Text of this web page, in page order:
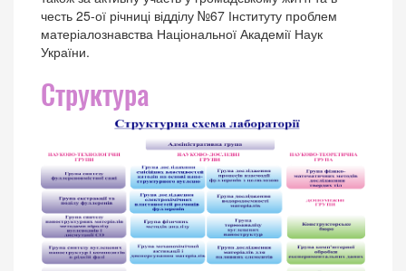
честь 25-ої річниці відділу №67 Інституту проблем
матеріалознавства Національної Академії Наук
України.
Структура